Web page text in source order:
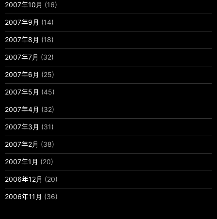
2007年10月 (16)
2007年9月 (14)
2007年8月 (18)
2007年7月 (32)
2007年6月 (25)
2007年5月 (45)
2007年4月 (32)
2007年3月 (31)
2007年2月 (38)
2007年1月 (20)
2006年12月 (20)
2006年11月 (36)